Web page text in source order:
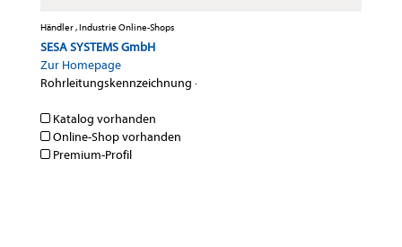
Händler , Industrie Online-Shops
SESA SYSTEMS GmbH
Zur Homepage
Rohrleitungskennzeichnung ·
Katalog vorhanden
Online-Shop vorhanden
Premium-Profil